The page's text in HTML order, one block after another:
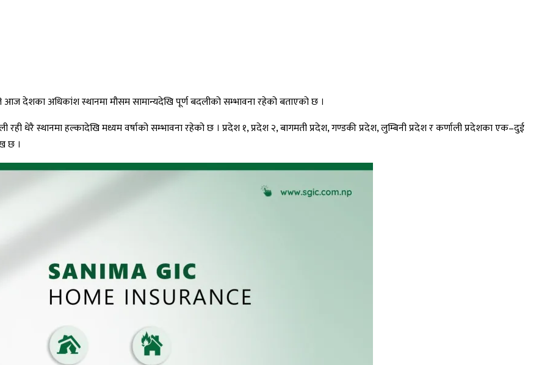
आज देशका अधिकांश स्थानमा मौसम सामान्यदेखि पूर्ण बदलीको सम्भावना रहेको बताएको छ ।
धेरै स्थानमा हल्कादेखि मध्यम वर्षाको सम्भावना रहेको छ । प्रदेश १, प्रदेश २, बागमती प्रदेश, गण्डकी प्रदेश, लुम्बिनी प्रदेश र कर्णाली प्रदेशका एक–दुई
छ ।